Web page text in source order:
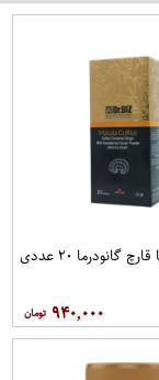
گانودرما ۲۰ عددی
۹۴۰,۰۰۰